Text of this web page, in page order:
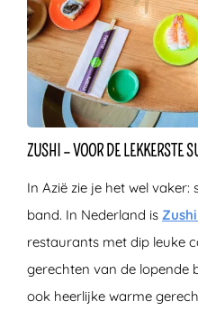
ZUSHI – VOOR DE LEKKERSTE
In Azië zie je het wel
band. In Nederland is Zushi
restaurants met dip leuke
gerechten van de lopende
ook heerlijke warme